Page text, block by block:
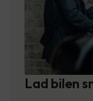
Lad bilen